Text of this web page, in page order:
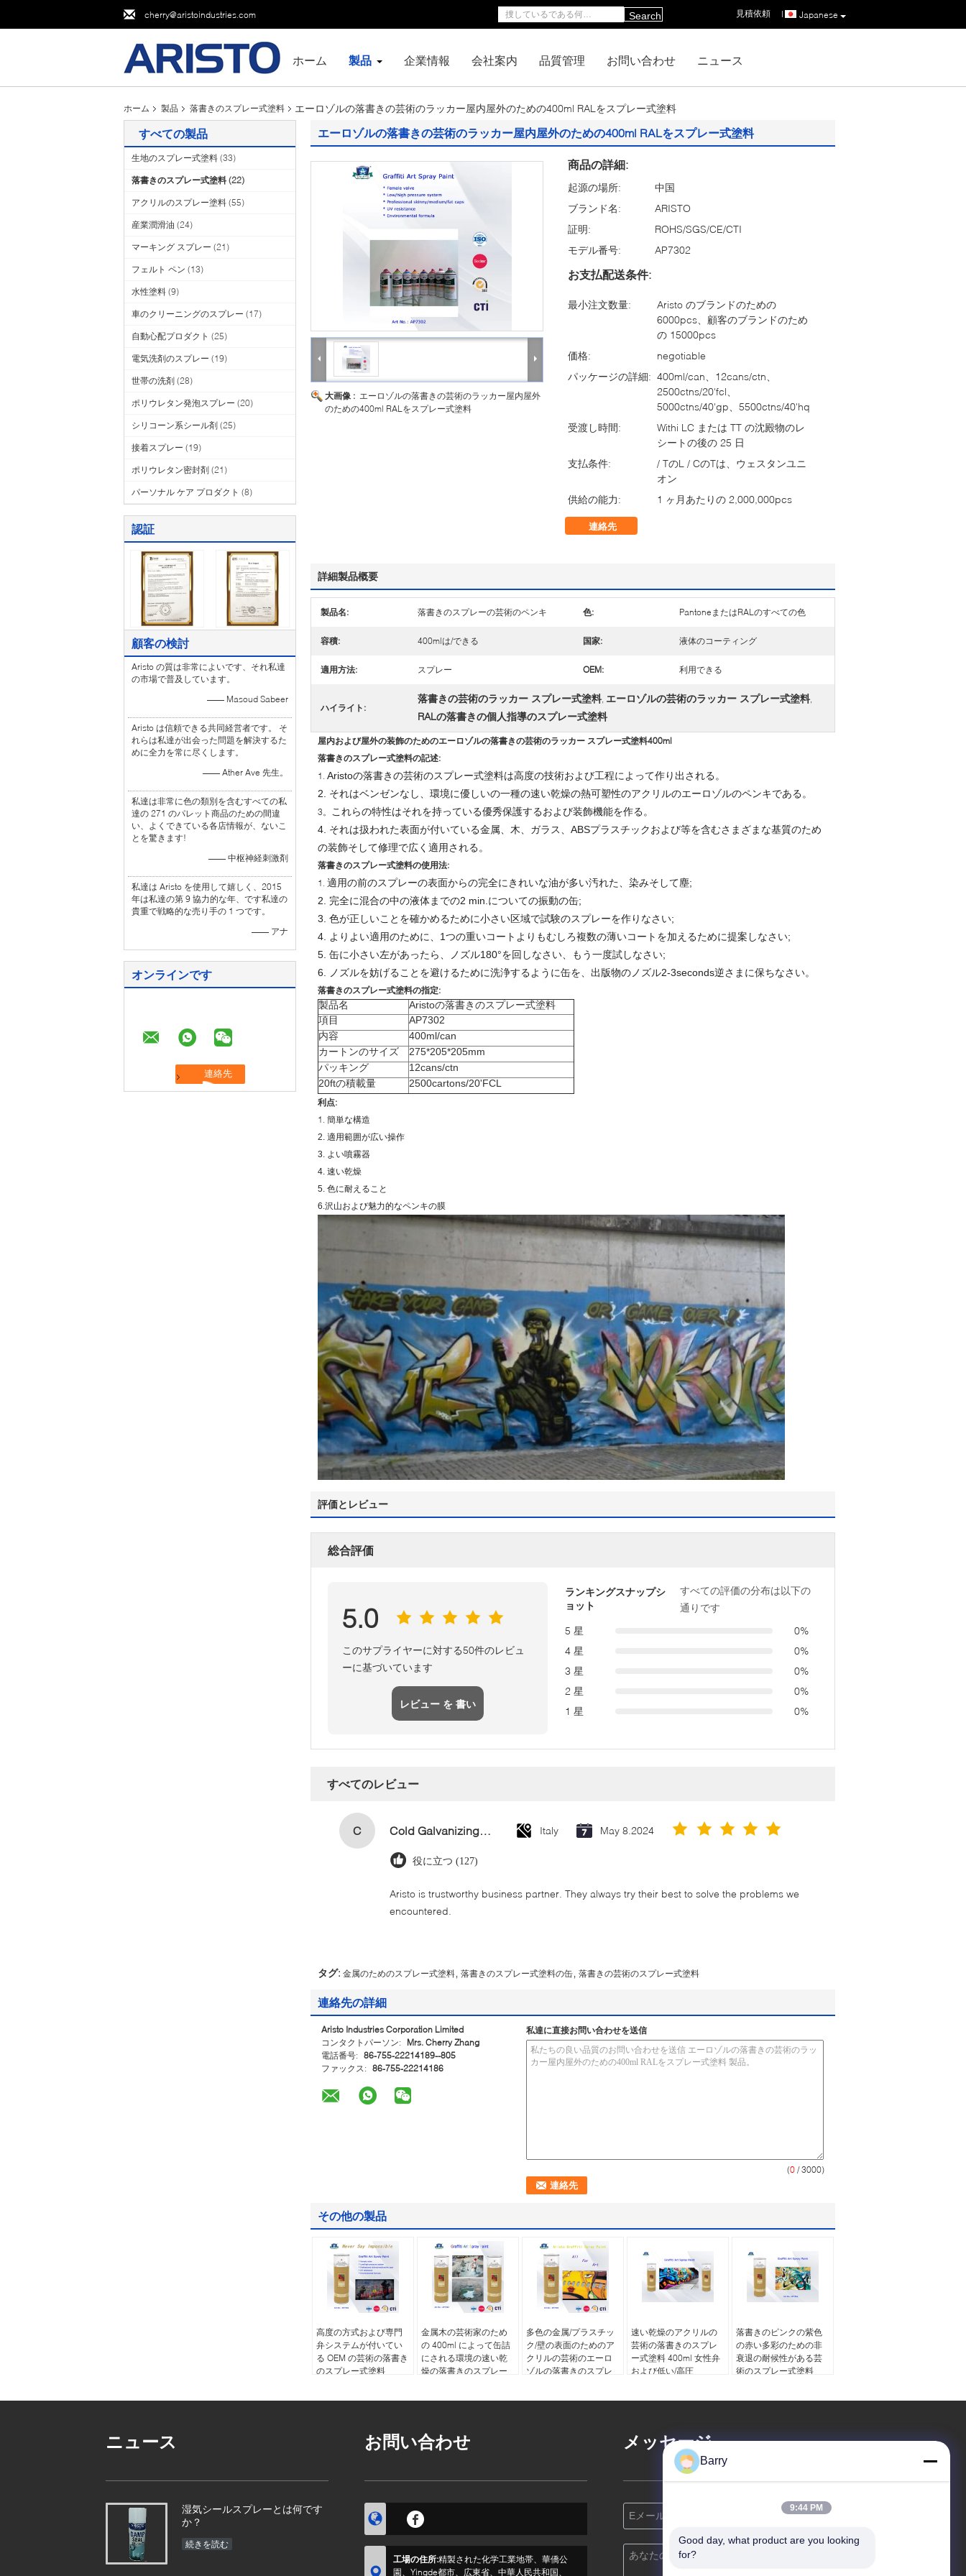
cherry@aristoindustries.com Japanese
見積依頼 |
Search
ホーム 製品 企業情報 会社案内 品質管理 お問い合わせ ニュース
ホーム 製品 落書きのスプレー式塗料 エーロゾルの落書きの芸術のラッカー屋内屋外のための400ml RALをスプレー式塗料
すべての製品
生地のスプレー式塗料 (33)
落書きのスプレー式塗料 (22)
アクリルのスプレー塗料 (55)
産業潤滑油 (24)
マーキング スプレー (21)
フェルト ペン (13)
水性塗料 (9)
車のクリーニングのスプレー (17)
自動心配プロダクト (25)
電気洗剤のスプレー (19)
世帯の洗剤 (28)
ポリウレタン発泡スプレー (20)
シリコーン系シール剤 (25)
接着スプレー (19)
ポリウレタン密封剤 (21)
パーソナル ケア プロダクト (8)
認証
顧客の検討
Aristo の質は非常によいです、それ私達
の市場で普及しています。
—— Masoud Sabeer
Aristo は信頼できる共同経営者です。 そ
れらは私達が出会った問題を解決するた
めに全力を常に尽くします。
—— Ather Ave 先生。
私達は非常に色の類別を含むすべての私
達の 271 のパレット商品のための間違
い、よくできている各店情報が、ないこ
とを驚きます!
—— 中枢神経刺激剤
私達は Aristo を使用して嬉しく、2015
年は私達の第 9 協力的な年、です私達の
貴重で戦略的な売り手の 1 つです。
—— アナ
オンラインです
エーロゾルの落書きの芸術のラッカー屋内屋外のための400ml RALをスプレー式塗料
大画像 : エーロゾルの落書きの芸術のラッカー屋内屋外
のための400ml RALをスプレー式塗料
商品の詳細:
起源の場所:
中国
ブランド名:
ARISTO
証明:
ROHS/SGS/CE/CTI
モデル番号:
AP7302
お支払配送条件:
最小注文数量:
Aristo のブランドのための
6000pcs、顧客のブランドのため
の 15000pcs
価格:
negotiable
パッケージの詳細: 400ml/can、12cans/ctn、
2500ctns/20'fcl、
5000ctns/40'gp、5500ctns/40'hq
受渡し時間:
Withi LC または TT の沈殿物のレ
シートの後の 25 日
支払条件:
/ TのL / CのTは、ウェスタンユニ
オン
供給の能力:
1 ヶ月あたりの 2,000,000pcs
連絡先
詳細製品概要
製品名: 落書きのスプレーの芸術のペンキ 色: PantoneまたはRALのすべての色
容積: 400mlは/できる 国家: 液体のコーティング
適用方法: スプレー OEM: 利用できる
ハイライト:
落書きの芸術のラッカー スプレー式塗料, エーロゾルの芸術のラッカー スプレー式塗料,
RALの落書きの個人指導のスプレー式塗料
屋内および屋外の装飾のためのエーロゾルの落書きの芸術のラッカー スプレー式塗料400ml
落書きのスプレー式塗料の記述:
1. Aristoの落書きの芸術のスプレー式塗料は高度の技術および工程によって作り出される。
2. それはベンゼンなし、環境に優しいの一種の速い乾燥の熱可塑性のアクリルのエーロゾルのペンキである。
3。
これらの特性はそれを持っている優秀保護するおよび装飾機能を作る。
4. それは扱われた表面が付いている金属、木、ガラス、ABSプラスチックおよび等を含むさまざまな基質のため
の装飾そして修理で広く適用される。
落書きのスプレー式塗料の使用法:
1. 適用の前のスプレーの表面からの完全にきれいな油が多い汚れた、染みそして塵;
2. 完全に混合の中の液体までの2 min.についての振動の缶;
3. 色が正しいことを確かめるために小さい区域で試験のスプレーを作りなさい;
4. よりよい適用のために、1つの重いコートよりもむしろ複数の薄いコートを加えるために提案しなさい;
5. 缶に小さい左があったら、ノズル180°を回しなさい、もう一度試しなさい;
6. ノズルを妨げることを避けるために洗浄するように缶を、出版物のノズル2-3seconds逆さまに保ちなさい。
落書きのスプレー式塗料の指定:
製品名
Aristoの落書きのスプレー式塗料
項目
AP7302
内容
400ml/can
カートンのサイズ
275*205*205mm
パッキング
12cans/ctn
20ftの積載量
2500cartons/20'FCL
利点:
1. 簡単な構造
2. 適用範囲が広い操作
3. よい噴霧器
4. 速い乾燥
5. 色に耐えること
6.沢山および魅力的なペンキの膜
評価とレビュー
総合評価
5.0
このサプライヤーに対する50件のレビュ
ーに基づいています
レビュー を 書い
ランキングスナップシ
ョット
すべての評価の分布は以下の
通りです
5 星
0%
4 星
0%
3 星
0%
2 星
0%
1 星
0%
すべてのレビュー
C Cold Galvanizing Zinc Spray Paint 400ml Italy May 8.2024
役に立つ (127)
Aristo is trustworthy business partner. They always try their best to solve the problems we
encountered.
タグ: 金属のためのスプレー式塗料 落書きのスプレー式塗料の缶 落書きの芸術のスプレー式塗料
連絡先の詳細
Aristo Industries Corporation Limited
コンタクトパーソン:
Mrs. Cherry Zhang
電話番号: 86-755-22214189--805
ファックス: 86-755-22214186
私達に直接お問い合わせを送信
(0 / 3000)
その他の製品
高度の方式および専門
弁システムが付いてい
る OEM の芸術の落書き
のスプレー式塗料
金属木の芸術家のため
の 400ml によって缶詰
にされる環境の速い乾
燥の落書きのスプレー
多色の金属/プラスチッ
ク/壁の表面のためのア
クリルの芸術のエーロ
ゾルの落書きのスプレ
速い乾燥のアクリルの
芸術の落書きのスプレ
ー式塗料 400ml 女性弁
および低い/高圧
落書きのピンクの紫色
の赤い多彩のための非
衰退の耐候性がある芸
術のスプレー式塗料
ニュース
湿気シールスプレーとは何です
か？
続きを読む
お問い合わせ
工場の住所:精製された化学工業地帯、華僑公
園、Yingde都市、広東省、中華人民共和国、
メッセージ
Barry
9:44 PM
Good day, what product are you looking
for?